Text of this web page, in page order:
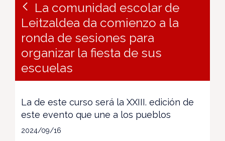
La comunidad escolar de
Leitzaldea da comienzo a la
ronda de sesiones para
organizar la fiesta de sus
escuelas
La de este curso será la XXIII. edición de
este evento que une a los pueblos
2024/09/16